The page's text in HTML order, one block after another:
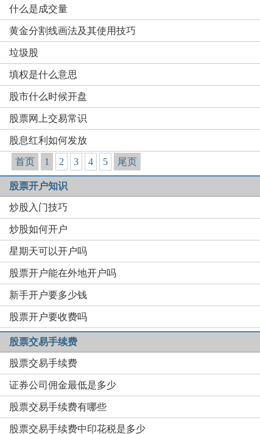
什么是成交量
黄金分割线画法及其使用技巧
垃圾股
填权是什么意思
股市什么时候开盘
股票网上交易常识
股息红利如何发放
首页 1 2 3 4 5 尾页
股票开户知识
炒股入门技巧
炒股如何开户
星期天可以开户吗
股票开户能在外地开户吗
新手开户要多少钱
股票开户要收费吗
股票交易手续费
股票交易手续费
证券公司佣金最低是多少
股票交易手续费有哪些
股票交易手续费中印花税是多少